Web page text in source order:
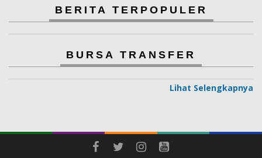
BERITA TERPOPULER
BURSA TRANSFER
Lihat Selengkapnya